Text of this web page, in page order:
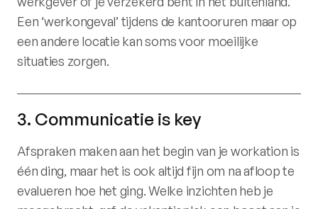
Een ‘werkongeval’ tijdens de kantooruren maar op
een andere locatie kan soms voor moeilijke
situaties zorgen.
3. Communicatie is key
Afspraken maken aan het begin van je workation is
één ding, maar het is ook altijd fijn om na afloop te
evalueren hoe het ging. Welke inzichten heb je